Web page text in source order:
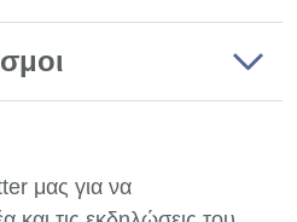
μας για να